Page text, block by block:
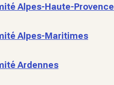
Alpes-Haute-Provence
Alpes-Maritimes
Ardennes